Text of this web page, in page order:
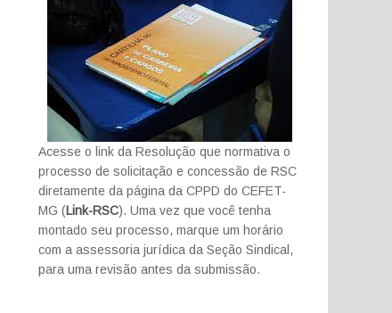
Acesse o link da Resolução que normativa o
processo de solicitação e concessão de RSC
diretamente da página da CPPD do CEFET-
MG (Link-RSC). Uma vez que você tenha
montado seu processo, marque um horário
com a assessoria jurídica da Seção Sindical,
para uma revisão antes da submissão.